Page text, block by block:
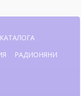
РАДИОНЯНИ